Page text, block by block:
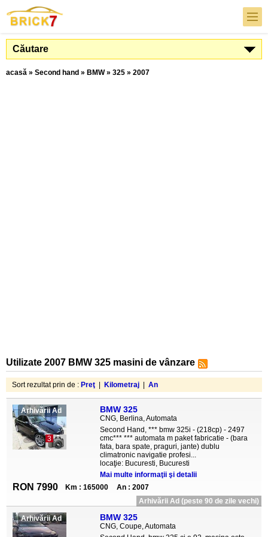
Căutare
acasă » Second hand » BMW» 325 » 2007
Utilizate 2007 BMW 325 masini de vânzare
Sort rezultat prin de : Preţ Kilometraj An
Arhivării Ad
3
BMW 325
CNG, Berlina, Automata
Second Hand, *** bmw 325i - (218cp) - 2497
cmc*** *** automata m paket fabricatie - (bara
fata, bara spate, praguri, jante) dublu
climatronic navigatie profesi...
locaţie: Bucuresti, Bucuresti
Mai multe informaţii şi detalii
RON 7990 Km : 165000
An : 2007
Arhivării Ad (peste 90 de zile vechi)
Arhivării Ad BMW 325
CNG, Coupe, Automata